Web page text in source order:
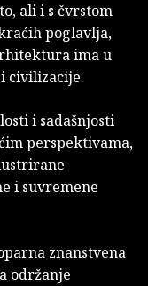
ali i s čvrstom
poglavlja,
ima u
civilizacije.
i sadašnjosti
perspektivama,
i suvremene
znanstvena
održanje